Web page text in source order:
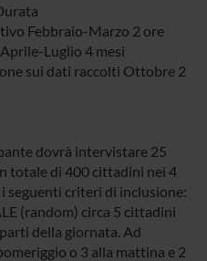
Febbraio-Marzo 2 ore
Luglio 4 mesi
sui dati raccolti Ottobre 2
dovrà intervistare 25
totale di 400 cittadini nei 4
seguenti criteri di inclusione:
(random) circa 5 cittadini
della giornata. Ad
o 3 alla mattina e 2